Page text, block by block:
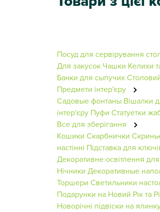
Посуд для сервірування
Для закусок Чашки Келихи
Банки для сыпучих
Предмети інтер'єру
Садовые фонтаны Вішалки
інтер'єру Пуфи Статуетки
Все для зберігання
Кошики Скарбнички
настінні Підставка для
Декоративне освітлення
Нічники Декоративные
Торшери Светильники
Подарунки на Новий Рік та
Новорічні підвіски на